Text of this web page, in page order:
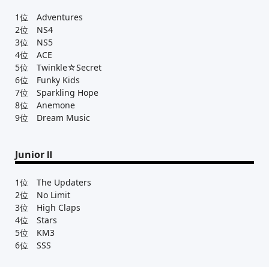
1位 Adventures
2位 NS4
3位 NS5
4位 ACE
5位 Twinkle☆Secret
6位 Funky Kids
7位 Sparkling Hope
8位 Anemone
9位 Dream Music
Junior Ⅱ
1位 The Updaters
2位 No Limit
3位 High Claps
4位 Stars
5位 KM3
6位 SSS